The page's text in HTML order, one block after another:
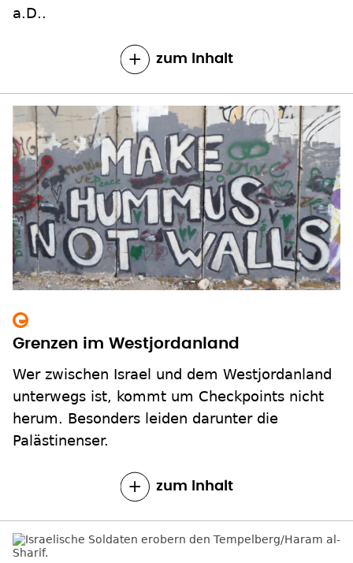
a.D..
zum Inhalt
Grenzen im Westjordanland
Wer zwischen Israel und dem Westjordanland
unterwegs ist, kommt um Checkpoints nicht
herum. Besonders leiden darunter die
Palästinenser.
zum Inhalt